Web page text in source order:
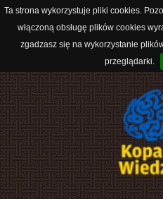
Ta strona wykorzystuje pliki cookies.
włączoną obsługę plików cookies
zgadzasz się na wykorzystanie
przeglądarki.